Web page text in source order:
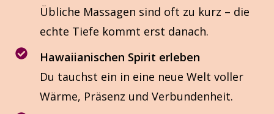
Übliche Massagen sind oft zu kurz – die
echte Tiefe kommt erst danach.
Hawaiianischen Spirit erleben
Du tauchst ein in eine neue Welt voller
Wärme, Präsenz und Verbundenheit.